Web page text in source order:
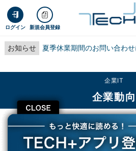
ログイン 新規会員登録
お知らせ 夏季休業期間のお問い合わ
CLOSE
企業IT
企業動向
TECH+ 企業IT
企業動向
中小企業の新しい資金調達手段としてのオンラ